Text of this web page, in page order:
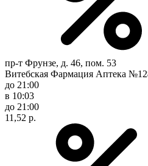
пр-т Фрунзе, д. 46, пом. 53
Витебская Фармация Аптека
до 21:00
в 10:03
до 21:00
11,52 р.